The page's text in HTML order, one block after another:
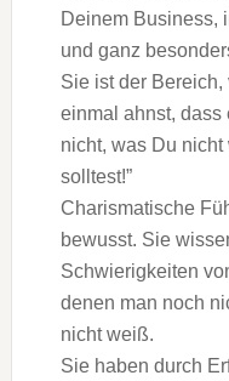
Deinem Business,
und ganz
Sie ist der
einmal ahnst, dass
nicht, was Du
solltest!”
Charismatische
bewusst. Sie
Schwierigkeiten
denen man noch
nicht weiß.
Sie haben durch